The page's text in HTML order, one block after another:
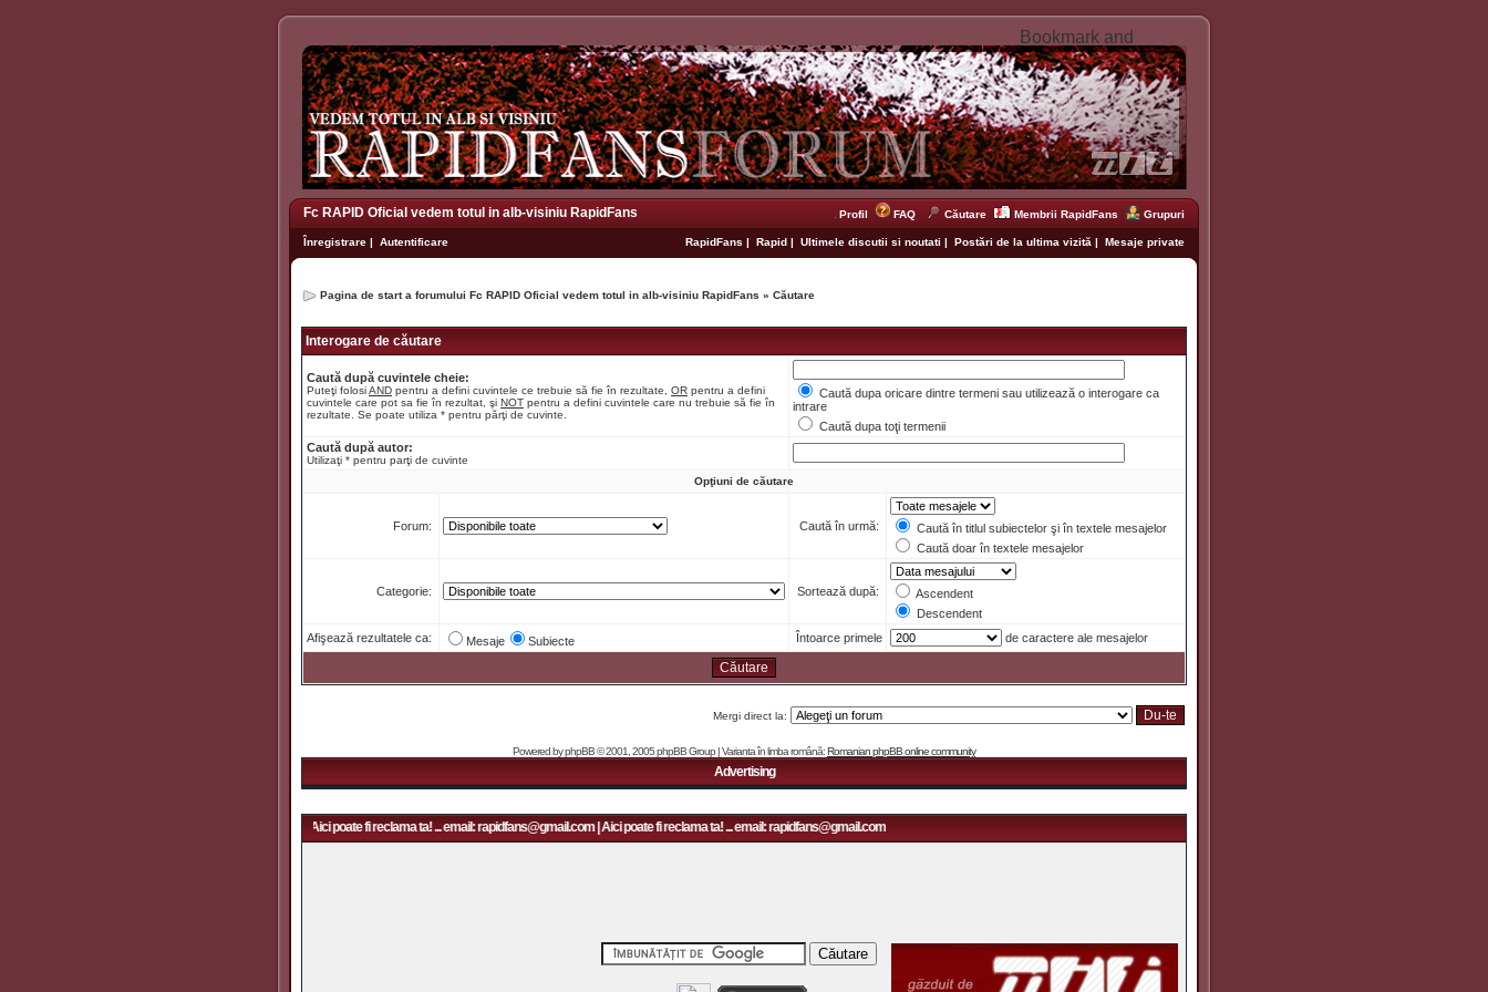
Fc RAPID Oficial vedem totul in alb-visiniu RapidFans Profil FAQ Căutare Membrii RapidFans Grupuri
Înregistrare | Autentificare RapidFans | Rapid | Ultimele discutii si noutati | Postări de la ultima vizită | Mesaje private
Pagina de start a forumului Fc RAPID Oficial vedem totul in alb-visiniu RapidFans » Căutare
Interogare de căutare
Caută după cuvintele cheie:
Puteţi folosiAND pentru a defini cuvintele ce trebuie să fie în rezultate, OR pentru a defini
cuvintele care pot sa fie în rezultat, şi NOT pentru a defini cuvintele care nu trebuie să fie în
rezultate. Se poate utiliza * pentru părţi de cuvinte.
Caută dupa oricare dintre termeni sau utilizează o interogare ca
intrare
Caută dupa toţi termenii
Caută după autor:
Utilizaţi * pentru parţi de cuvinte
Opţiuni de căutare
Forum: Caută în urmă:
Caută în titlul subiectelor şi în textele mesajelor
Caută doar în textele mesajelor
Categorie: Sortează după:
Ascendent
Descendent
Afişează rezultatele ca:
Mesaje Subiecte Întoarce primele de caractere ale mesajelor
Mergi direct la:
Powered byphpBB© 2001, 2005 phpBB Group | Varianta în limba română:Romanian phpBB online community
Advertising
Aici poate fi reclama ta! ... email: rapidfans@gmail.com | Aici poate fi reclama ta! ... email: rapidfans@gmail.com | Aici poate fi reclama ta! ... email: rapidfans@gmail.com